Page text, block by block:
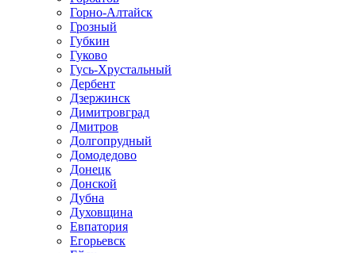
Горно-Алтайск
Грозный
Губкин
Гуково
Гусь-Хрустальный
Дербент
Дзержинск
Димитровград
Дмитров
Долгопрудный
Домодедово
Донецк
Донской
Дубна
Духовщина
Евпатория
Егорьевск